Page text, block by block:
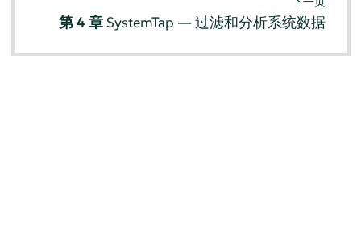
第 4 章 SystemTap — 过滤和分析系统数据